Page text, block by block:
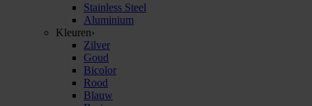
Stainless Steel
Aluminium
Kleuren›
Zilver
Goud
Bicolor
Rood
Blauw